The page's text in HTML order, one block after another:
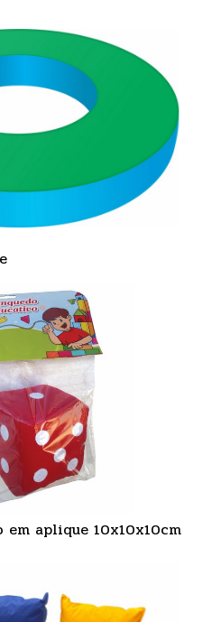
em aplique 10x10x10cm